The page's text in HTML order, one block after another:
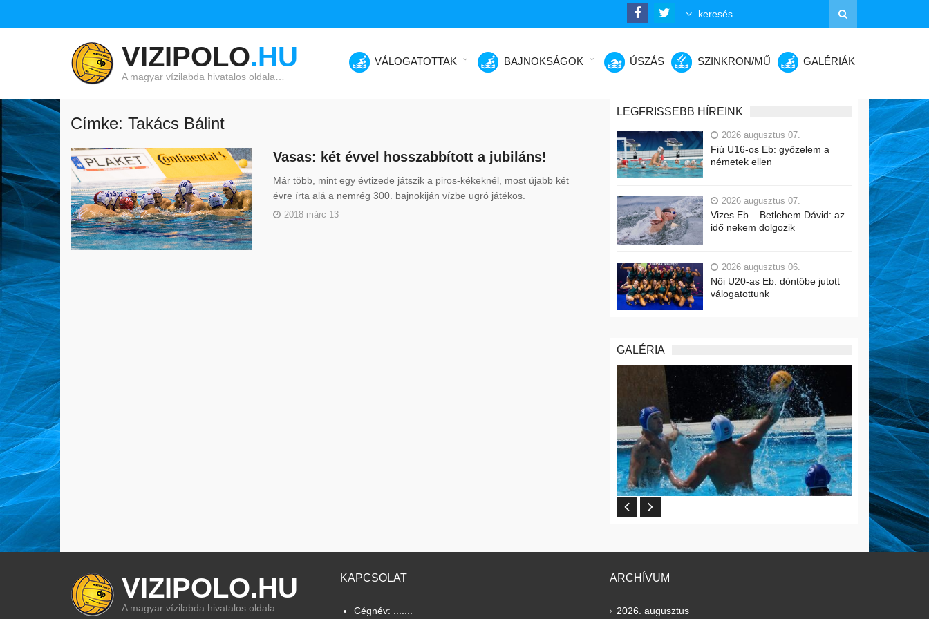
VIZIPOLO.HU
A magyar vízilabda hivatalos oldala…
VÁLOGATOTTAK BAJNOKSÁGOK ÚSZÁS SZINKRON/MŰ GALÉRIÁK
Címke: Takács Bálint
Vasas: két évvel hosszabbított a jubiláns!
Már több, mint egy évtizede játszik a piros-kékeknél, most újabb két
évre írta alá a nemrég 300. bajnokiján vízbe ugró játékos.
2018 márc 13
LEGFRISSEBB HÍREINK
2026 augusztus 07.
Fiú U16-os Eb: győzelem a
németek ellen
2026 augusztus 07.
Vizes Eb – Betlehem Dávid: az
idő nekem dolgozik
2026 augusztus 06.
Női U20-as Eb: döntőbe jutott
válogatottunk
GALÉRIA
VIZIPOLO.HU
A magyar vízilabda hivatalos oldala
KAPCSOLAT
Cégnév: .......
ARCHÍVUM
2026. augusztus